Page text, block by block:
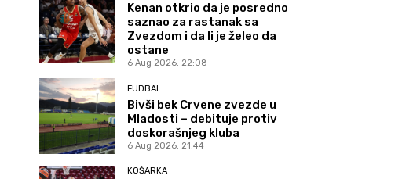
Kenan otkrio da je posredno
saznao za rastanak sa
Zvezdom i da li je želeo da
ostane
6 Aug 2026. 22:08
FUDBAL
Bivši bek Crvene zvezde u
Mladosti – debituje protiv
doskorašnjeg kluba
6 Aug 2026. 21:44
KOŠARKA